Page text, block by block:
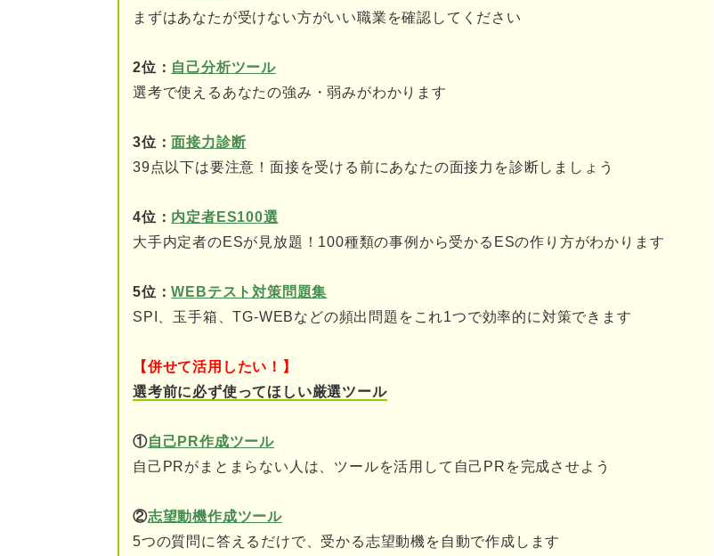
⑤面接が緊張する
⑦内定が出ず焦る
⑨相談できる人がいない
就活がつらいと感じたときの対処法
②志望先が見つからずつらい人の対処法
④プレッシャーに負けそうでつらい人の対処法
⑥選考に落ちたことが否定されたように感じてつらい人の対処法
⑧働きたくないため就活がつらい人の対処法
まずはあなたが受けない方がいい職業を確認してください
2位： 自己分析ツール
選考で使えるあなたの強み・弱みがわかります
3位：面接力診断
39点以下は要注意！面接を受ける前にあなたの面接力を診断しましょう
4位： 内定者ES100選
大手内定者のESが見放題！100種類の事例から受かるESの作り方がわかります
5位：WEBテスト対策問題集
SPI、玉手箱、TG-WEBなどの頻出問題をこれ1つで効率的に対策できます
【併せて活用したい！】
選考前に必ず使ってほしい厳選ツール
①自己PR作成ツール
自己PRがまとまらない人は、ツールを活用して自己PRを完成させよう
②志望動機作成ツール
5つの質問に答えるだけで、受かる志望動機を自動で作成します